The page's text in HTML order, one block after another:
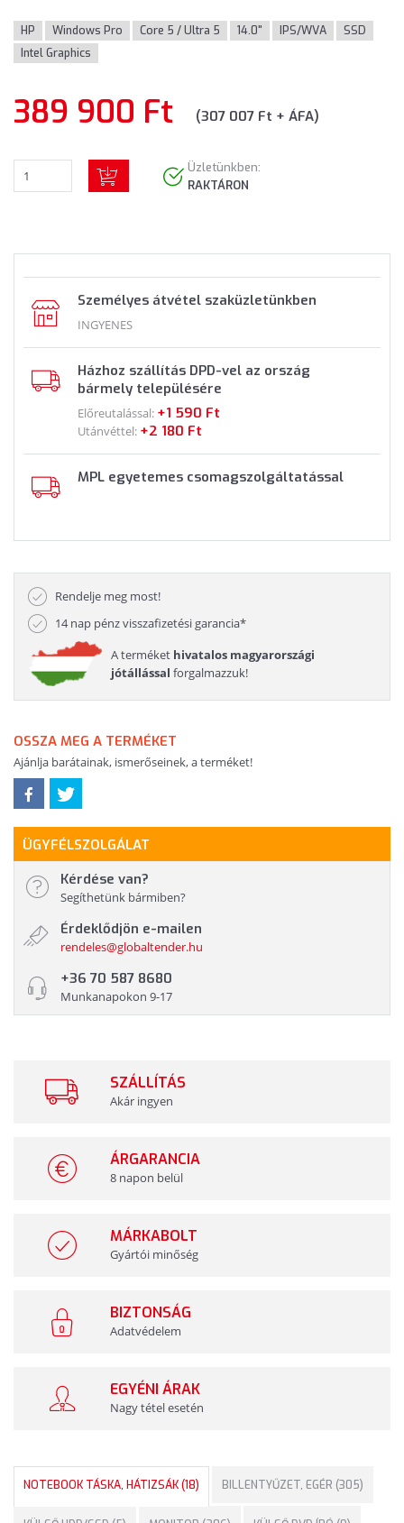
HP Windows Pro Core 5 / Ultra 5 14.0" IPS/WVA
SSD
Intel Graphics
389 900 Ft (307 007 Ft + ÁFA)
Üzletünkben:
RAKTÁRON
Személyes átvétel szaküzletünkben
INGYENES
Házhoz szállítás DPD-vel az ország
bármely településére
Előreutalással: +1 590 Ft
Utánvéttel: +2 180 Ft
MPL egyetemes csomagszolgáltatással
Rendelje meg most!
14 nap pénz visszafizetési garancia*
A terméket hivatalos magyarországi
jótállással forgalmazzuk!
OSSZA MEG A TERMÉKET
Ajánlja barátainak, ismerőseinek, a terméket!
ÜGYFÉLSZOLGÁLAT
Kérdése van?
Segíthetünk bármiben?
Érdeklődjön e-mailen
rendeles@globaltender.hu
+36 70 587 8680
Munkanapokon 9-17
SZÁLLÍTÁS
Akár ingyen
ÁRGARANCIA
8 napon belül
MÁRKABOLT
Gyártói minőség
BIZTONSÁG
Adatvédelem
EGYÉNI ÁRAK
Nagy tétel esetén
NOTEBOOK TÁSKA, HÁTIZSÁK (18) BILLENTYŰZET, EGÉR (305)